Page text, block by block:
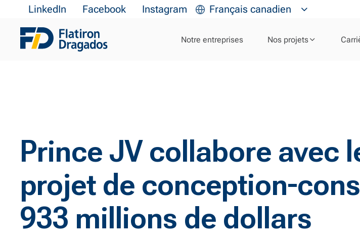
LinkedIn Facebook Instagram Français canadien
Notre entreprises Nos projets
Prince JV collabore avec
projet de conception-
933 millions de dollars